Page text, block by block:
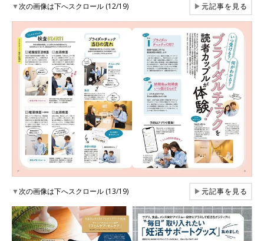
▼次の画像は下へスクロール (12/19) ▶元記事を見る
▼次の画像は下へスクロール (13/19) ▶元記事を見る